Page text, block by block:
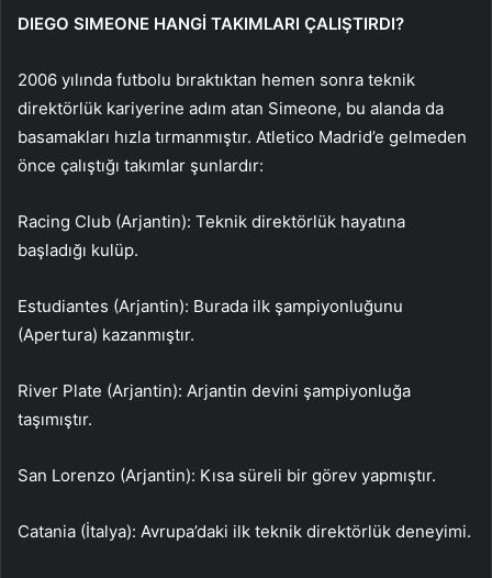
DIEGO SIMEONE HANGİ TAKIMLARI ÇALIŞTIRDI?
2006 yılında futbolu bıraktıktan hemen sonra teknik
direktörlük kariyerine adım atan Simeone, bu alanda da
basamakları hızla tırmanmıştır. Atletico Madrid’e gelmeden
önce çalıştığı takımlar şunlardır:
Racing Club (Arjantin): Teknik direktörlük hayatına
başladığı kulüp.
Estudiantes (Arjantin): Burada ilk şampiyonluğunu
(Apertura) kazanmıştır.
River Plate (Arjantin): Arjantin devini şampiyonluğa
taşımıştır.
San Lorenzo (Arjantin): Kısa süreli bir görev yapmıştır.
Catania (İtalya): Avrupa’daki ilk teknik direktörlük deneyimi.